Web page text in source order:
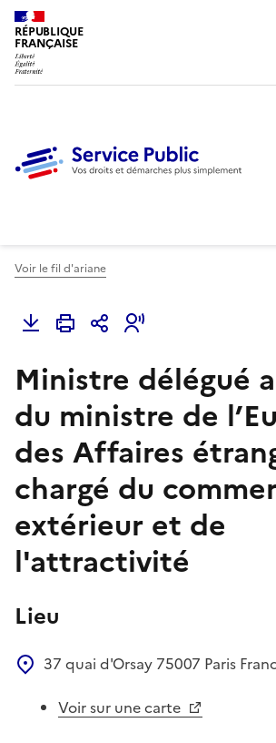
RÉPUBLIQUE
FRANÇAISE
Voir le fil d'ariane
Ministre délégué
du ministre de
des Affaires
chargé du
extérieur et de
l'attractivité
Lieu
37 quai d'Orsay 75007 Paris
Voir sur une carte